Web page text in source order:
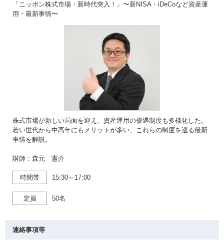
「ニッポン株式市場・新時代突入！」〜新NISA・iDeCoなど資産運
用・最新事情〜
株式市場が新しい局面を迎え、資産運用の優遇制度も多様化した。
若い世代から中高年にもメリットが多い、これらの制度を巡る最新
事情を解説。
講師：森元 憲介
時間帯 15:30～17:00
定員 50名
連絡事項等